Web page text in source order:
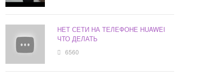
НЕТ СЕТИ НА ТЕЛЕФОНЕ HUAWEI
ЧТО ДЕЛАТЬ
6560